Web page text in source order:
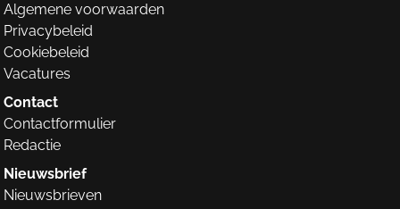
Algemene voorwaarden
Privacybeleid
Cookiebeleid
Vacatures
Contact
Contactformulier
Redactie
Nieuwsbrief
Nieuwsbrieven